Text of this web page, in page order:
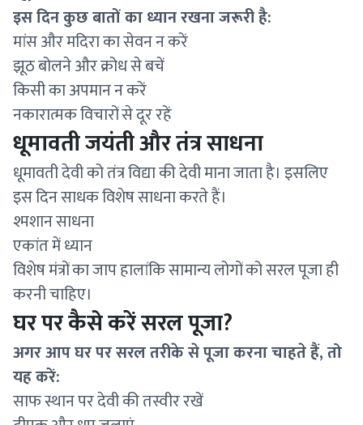
इस दिन कुछ बातों का ध्यान रखना जरूरी है:
मांस और मदिरा का सेवन न करें
झूठ बोलने और क्रोध से बचें
किसी का अपमान न करें
नकारात्मक विचारों से दूर रहें
धूमावती जयंती और तंत्र साधना
धूमावती देवी को तंत्र विद्या की देवी माना जाता है। इसलिए
इस दिन साधक विशेष साधना करते हैं।
श्मशान साधना
एकांत में ध्यान
विशेष मंत्रों का जाप हालांकि सामान्य लोगों को सरल पूजा ही
करनी चाहिए।
घर पर कैसे करें सरल पूजा?
अगर आप घर पर सरल तरीके से पूजा करना चाहते हैं, तो
यह करें:
साफ स्थान पर देवी की तस्वीर रखें